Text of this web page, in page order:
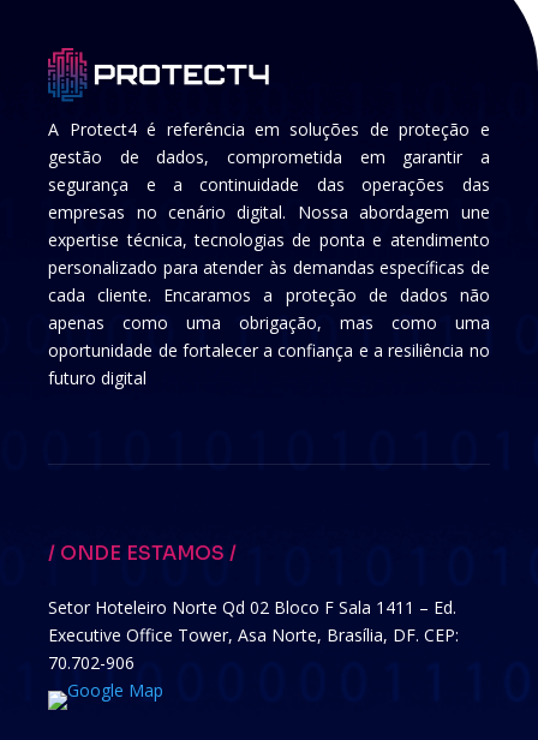
A Protect4 é referência em soluções de proteção e
gestão de dados, comprometida em garantir a
segurança e a continuidade das operações das
empresas no cenário digital. Nossa abordagem une
expertise técnica, tecnologias de ponta e atendimento
personalizado para atender às demandas específicas de
cada cliente. Encaramos a proteção de dados não
apenas como uma obrigação, mas como uma
oportunidade de fortalecer a confiança e a resiliência no
futuro digital
/ ONDE ESTAMOS /
Setor Hoteleiro Norte Qd 02 Bloco F Sala 1411 – Ed.
Executive Office Tower, Asa Norte, Brasília, DF. CEP:
70.702-906